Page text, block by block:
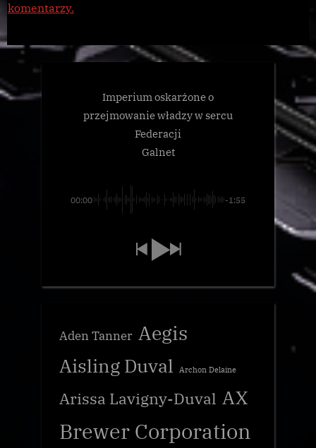
komentarzy.
Imperium oskarżone o
przejmowanie władzy w sercu
Federacji
Galnet
00:00 -1:55
Aden Tanner Aegis
Aisling Duval Archon Delaine
Arissa Lavigny-Duval AX
Brewer Corporation